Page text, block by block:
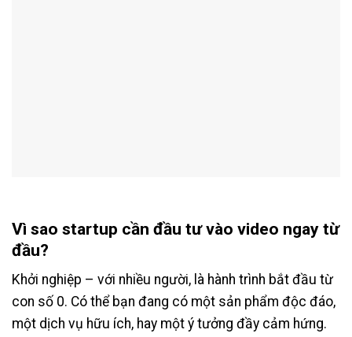
Vì sao startup cần đầu tư vào video ngay từ
đầu?
Khởi nghiệp – với nhiều người, là hành trình bắt đầu từ
con số 0. Có thể bạn đang có một sản phẩm độc đáo,
một dịch vụ hữu ích, hay một ý tưởng đầy cảm hứng.